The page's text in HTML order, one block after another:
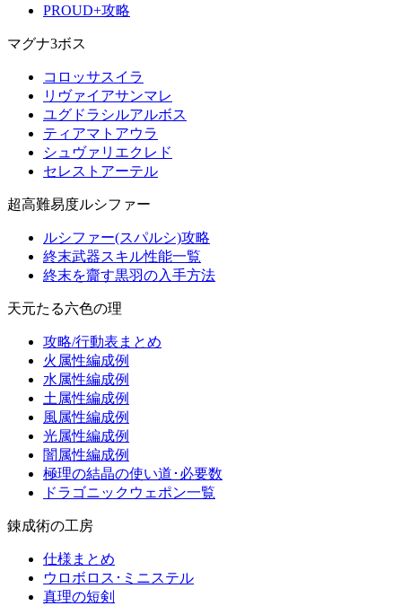
PROUD+攻略
マグナ3ボス
コロッサスイラ
リヴァイアサンマレ
ユグドラシルアルボス
ティアマトアウラ
シュヴァリエクレド
セレストアーテル
超高難易度ルシファー
ルシファー(スパルシ)攻略
終末武器スキル性能一覧
終末を齎す黒羽の入手方法
天元たる六色の理
攻略/行動表まとめ
火属性編成例
水属性編成例
土属性編成例
風属性編成例
光属性編成例
闇属性編成例
極理の結晶の使い道･必要数
ドラゴニックウェポン一覧
錬成術の工房
仕様まとめ
ウロボロス･ミニステル
真理の短剣